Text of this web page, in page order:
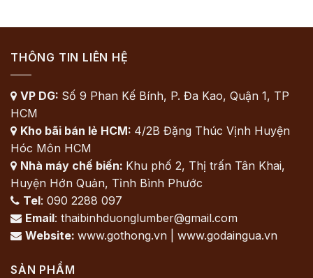
THÔNG TIN LIÊN HỆ
 VP DG: Số 9 Phan Kế Bính, P. Đa Kao, Quận 1, TP
HCM
 Kho bãi bán lẻ HCM: 4/2B Đặng Thúc Vịnh Huyện
Hóc Môn HCM
 Nhà máy chế biến: Khu phố 2, Thị trấn Tân Khai,
Huyện Hớn Quản, Tỉnh Bình Phước
 Tel: 090 2288 097
 Email: thaibinhduonglumber@gmail.com
 Website: www.gothong.vn | www.godaingua.vn
SẢN PHẨM